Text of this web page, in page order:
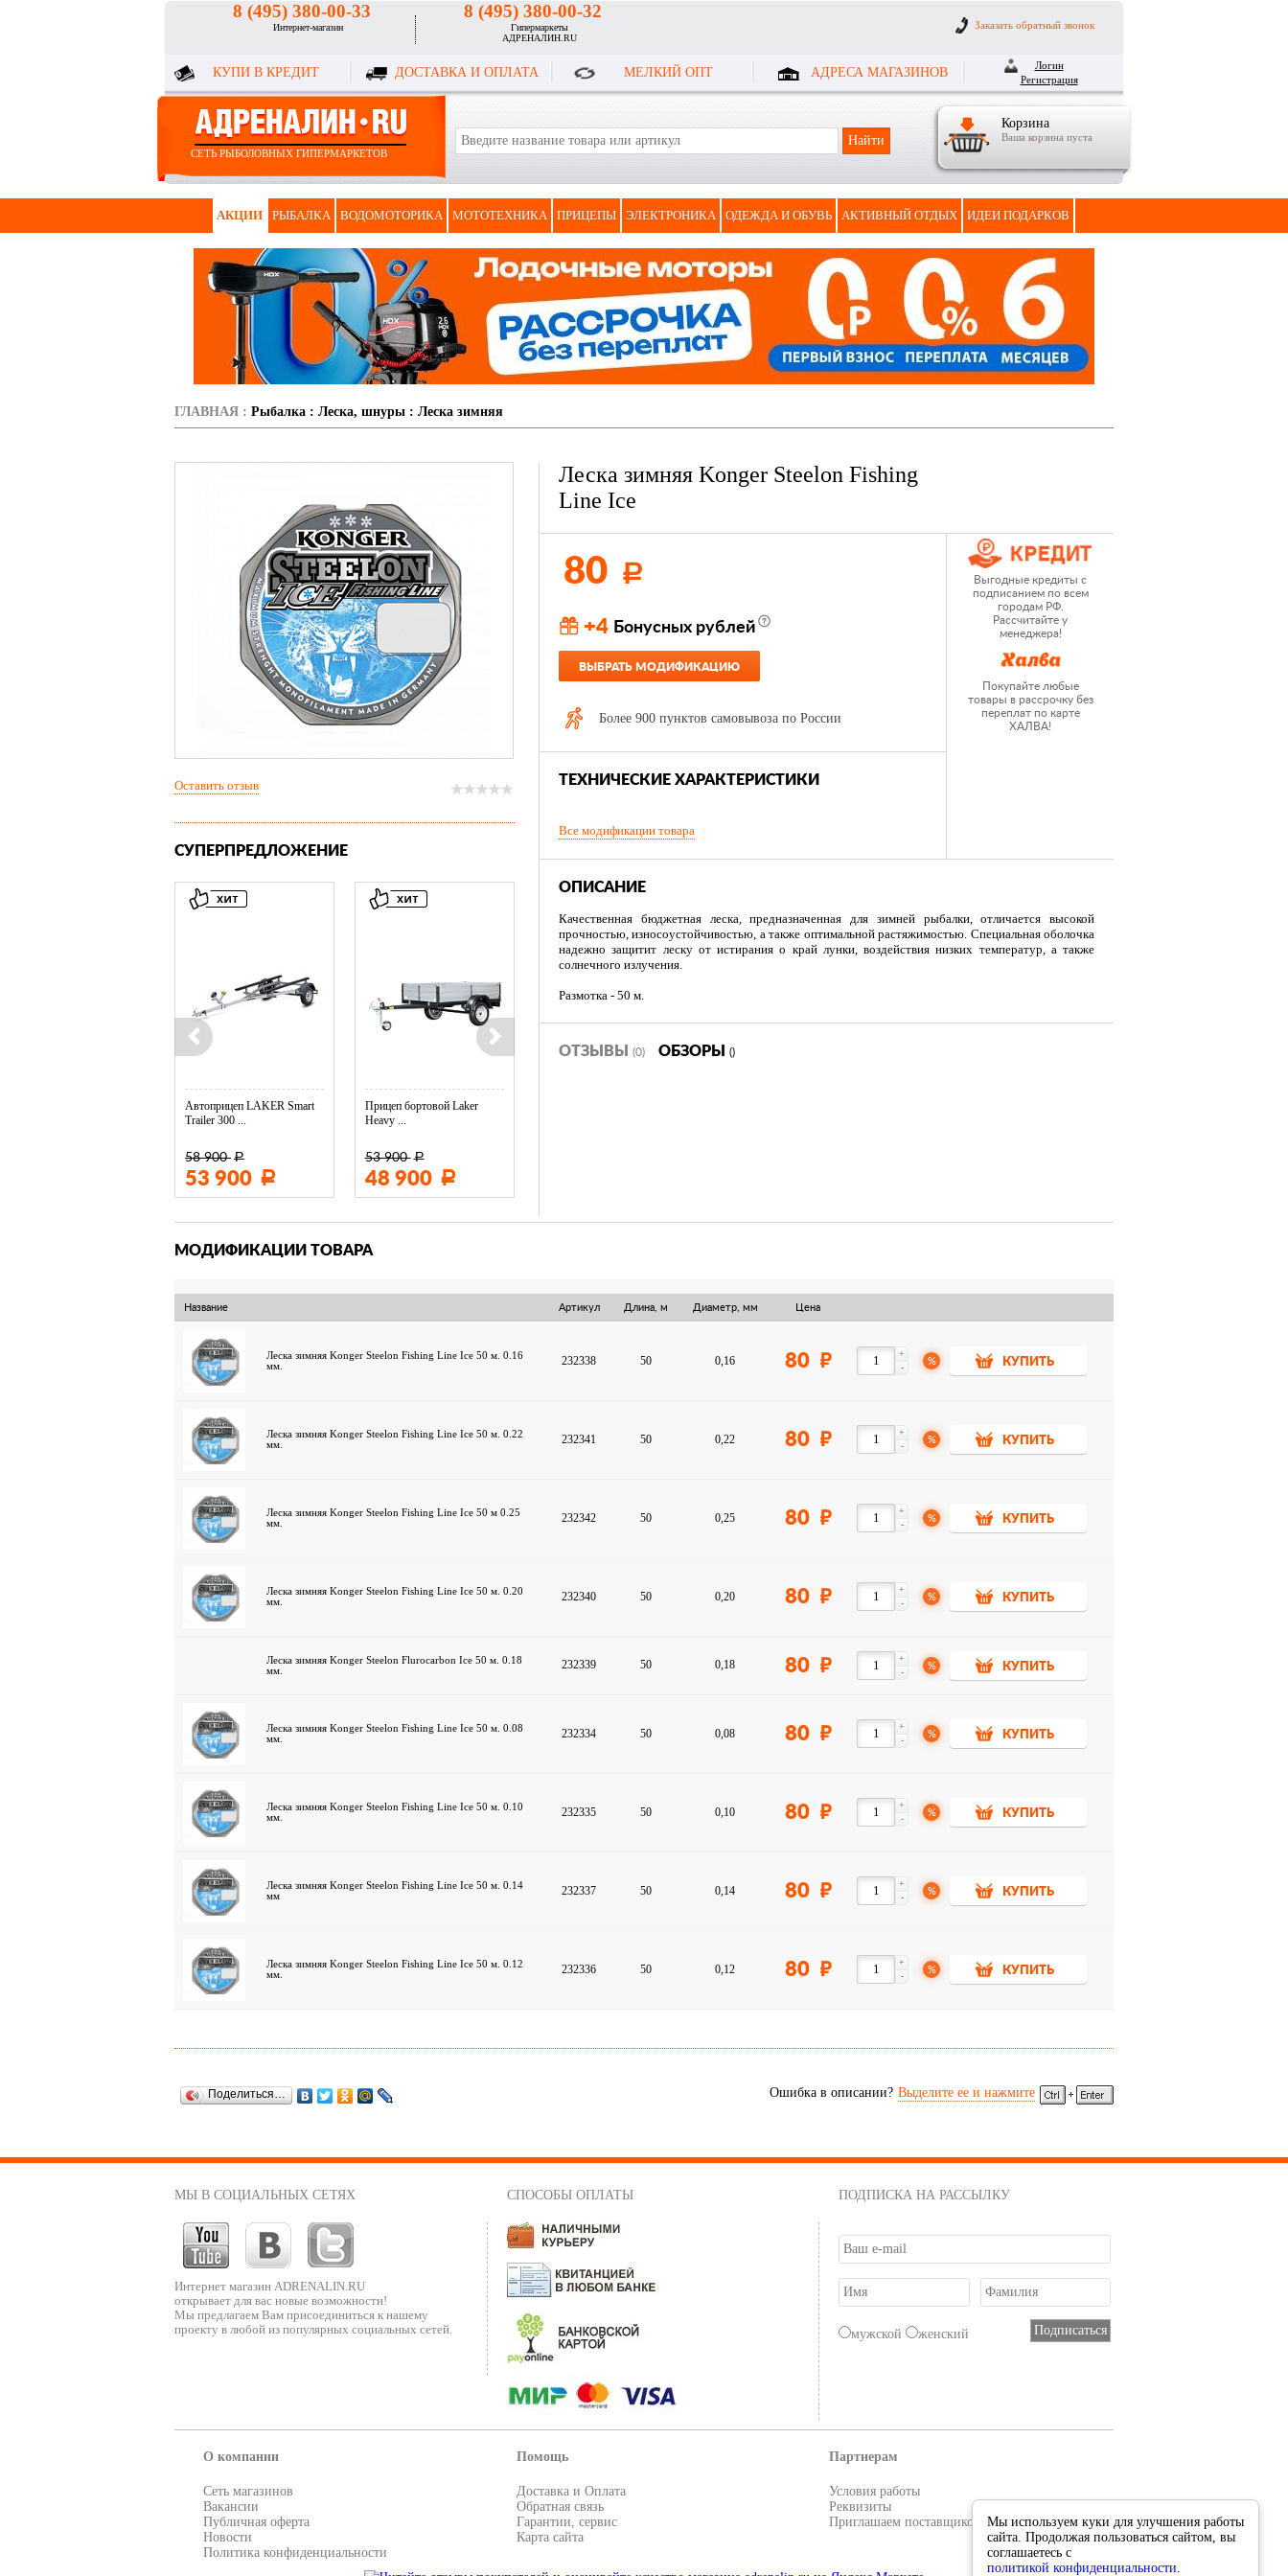
8 (495) 380-00-33
Интернет-магазин
8 (495) 380-00-32
Гипермаркеты
АДРЕНАЛИН.RU
Заказать обратный звонок
КУПИ В КРЕДИТ ДОСТАВКА И ОПЛАТА МЕЛКИЙ ОПТ АДРЕСА МАГАЗИНОВ
Логин
Регистрация
Корзина
Ваша корзина пуста
СЕТЬ РЫБОЛОВНЫХ ГИПЕРМАРКЕТОВ
АКЦИИ РЫБАЛКА ВОДОМОТОРИКА МОТОТЕХНИКА ПРИЦЕПЫ ЭЛЕКТРОНИКА ОДЕЖДА И ОБУВЬ АКТИВНЫЙ ОТДЫХ ИДЕИ ПОДАРКОВ
ГЛАВНАЯ : Рыбалка : Леска, шнуры : Леска зимняя
Леска зимняя Konger Steelon Fishing
Line Ice
80 Р
+4 Бонусных рублей
ВЫБРАТЬ МОДИФИКАЦИЮ
Более 900 пунктов самовывоза по России
ТЕХНИЧЕСКИЕ ХАРАКТЕРИСТИКИ
Все модификации товара
Выгодные кредиты с
подписанием по всем
городам РФ.
Рассчитайте у
менеджера!
Покупайте любые
товары в рассрочку без
переплат по карте
ХАЛВА!
ОПИСАНИЕ
Качественная бюджетная леска, предназначенная для зимней рыбалки, отличается высокой
прочностью, износоустойчивостью, а также оптимальной растяжимостью. Специальная оболочка
надежно защитит леску от истирания о край лунки, воздействия низких температур, а также
солнечного излучения.
Размотка - 50 м.
ОТЗЫВЫ (0) ОБЗОРЫ ()
Оставить отзыв
СУПЕРПРЕДЛОЖЕНИЕ
Автоприцеп LAKER Smart
Trailer 300 ...
58 900 Р
53 900 Р
Прицеп бортовой Laker
Heavy ...
53 900 Р
48 900 Р
МОДИФИКАЦИИ ТОВАРА
Название Артикул Длина, м Диаметр, мм Цена
Леска зимняя Konger Steelon Fishing Line Ice 50 м. 0.16
мм.
232338 50 0,16 80 -
+
% КУПИТЬ
Леска зимняя Konger Steelon Fishing Line Ice 50 м. 0.22
мм.
232341 50 0,22 80 -
+
% КУПИТЬ
Леска зимняя Konger Steelon Fishing Line Ice 50 м 0.25
мм.
232342 50 0,25 80 -
+
% КУПИТЬ
Леска зимняя Konger Steelon Fishing Line Ice 50 м. 0.20
мм.
232340 50 0,20 80 -
+
% КУПИТЬ
Леска зимняя Konger Steelon Flurocarbon Ice 50 м. 0.18
мм.
232339 50 0,18 80 -
+
% КУПИТЬ
Леска зимняя Konger Steelon Fishing Line Ice 50 м. 0.08
мм.
232334 50 0,08 80 -
+
% КУПИТЬ
Леска зимняя Konger Steelon Fishing Line Ice 50 м. 0.10
мм.
232335 50 0,10 80 -
+
% КУПИТЬ
Леска зимняя Konger Steelon Fishing Line Ice 50 м. 0.14
мм
232337 50 0,14 80 -
+
% КУПИТЬ
Леска зимняя Konger Steelon Fishing Line Ice 50 м. 0.12
мм.
232336 50 0,12 80 -
+
% КУПИТЬ
Ошибка в описании? Выделите ее и нажмите
Поделиться…
МЫ В СОЦИАЛЬНЫХ СЕТЯХ
Интернет магазин ADRENALIN.RU
открывает для вас новые возможности!
Мы предлагаем Вам присоединиться к нашему
проекту в любой из популярных социальных сетей.
СПОСОБЫ ОПЛАТЫ ПОДПИСКА НА РАССЫЛКУ
мужской женский
О компании
Сеть магазинов
Вакансии
Публичная оферта
Новости
Политика конфиденциальности
Помощь
Доставка и Оплата
Обратная связь
Гарантии, сервис
Карта сайта
Партнерам
Условия работы
Реквизиты
Приглашаем поставщиков
Мы используем куки для улучшения работы
сайта. Продолжая пользоваться сайтом, вы
соглашаетесь с
политикой конфиденциальности.